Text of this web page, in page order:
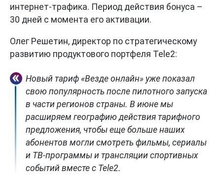
интернет-трафика. Период действия бонуса –
30 дней с момента его активации.
Олег Решетин, директор по стратегическому
развитию продуктового портфеля Tele2:
Новый тариф «Везде онлайн» уже показал
свою популярность после пилотного запуска
в части регионов страны. В июне мы
расширяем географию действия тарифного
предложения, чтобы еще больше наших
абонентов могли смотреть фильмы, сериалы
и ТВ-программы и трансляции спортивных
событий вместе с Tele2.